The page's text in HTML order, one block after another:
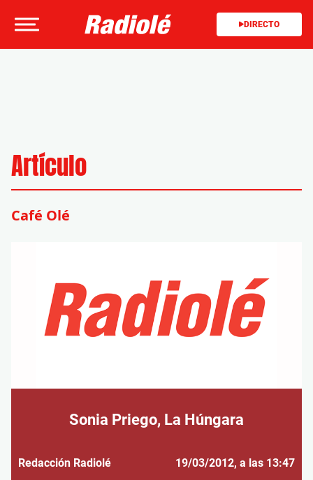
DIRECTO
Artículo
Café Olé
Sonia Priego, La Húngara
Redacción Radiolé 19/03/2012, a las 13:47